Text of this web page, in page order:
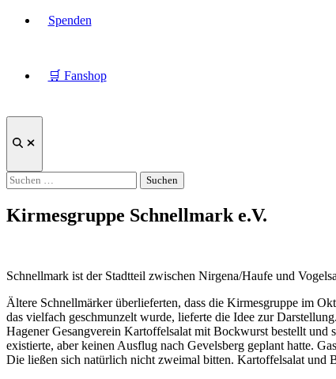
Spenden
🛒 Fanshop
Suche
Suchen
nach:
Kirmesgruppe Schnellmark e.V.
Schnellmark ist der Stadtteil zwischen Nirgena/Haufe und
Ältere Schnellmärker überlieferten, dass die Kirmesgruppe im
das vielfach geschmunzelt wurde, lieferte die Idee zur
Hagener Gesangverein Kartoffelsalat mit Bockwurst bestellt und
existierte, aber keinen Ausflug nach Gevelsberg geplant hatte.
Die ließen sich natürlich nicht zweimal bitten. Kartoffelsalat und